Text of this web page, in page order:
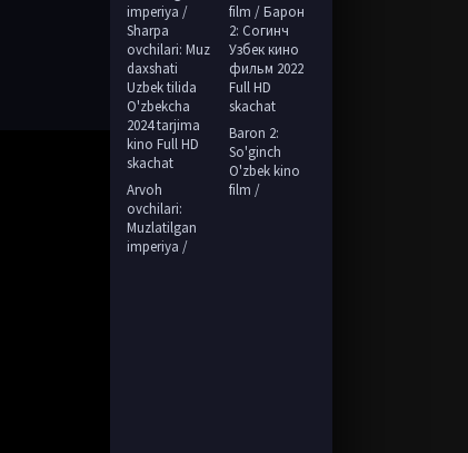
Arvoh
ovchilari:
Muzlatilgan
imperiya /
Baron 2:
So'ginch
O'zbek kino
film /